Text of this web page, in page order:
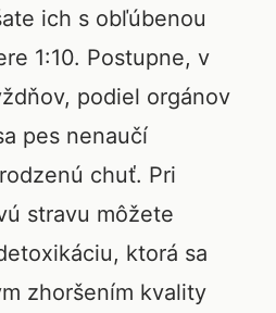
ich s obľúbenou
1:10. Postupne, v
podiel orgánov
pes nenaučí
chuť. Pri
stravu môžete
ktorá sa
zhoršením kvality